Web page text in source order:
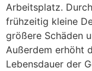
Arbeitsplatz.
frühzeitig kleine
größere Schäden
Außerdem erhöht
Lebensdauer der